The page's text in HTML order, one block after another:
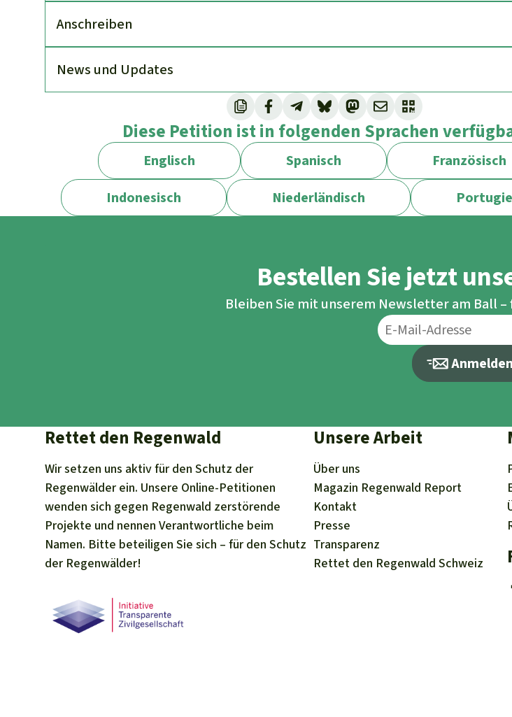
An­schreiben
News und Updates
Diese Petition ist in folgenden Sprachen
Englisch Spanisch
Französisch
Indonesisch
Niederländisch
Bestellen Sie jetzt
Bleiben Sie mit unserem Newsletter am Ball
Anmelden
Rettet den Regenwald
Wir setzen uns aktiv für den Schutz der
Regenwälder ein. Unsere Online-Petitionen
wenden sich gegen Regenwald zerstörende
Projekte und nennen Verantwortliche beim
Namen. Bitte beteiligen Sie sich – für den Schutz
der Regenwälder!
Unsere Arbeit
Über uns
Magazin Regenwald Report
Kontakt
Presse
Transparenz
Rettet den Regenwald Schweiz